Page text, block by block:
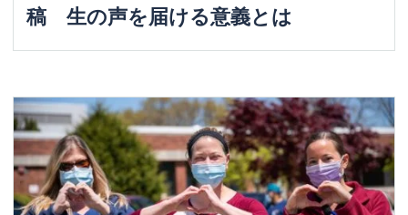
稿 生の声を届ける意義とは